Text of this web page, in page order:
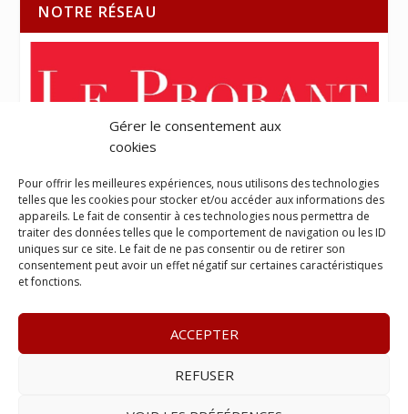
Gérer le consentement aux
cookies
Pour offrir les meilleures expériences, nous utilisons des technologies
telles que les cookies pour stocker et/ou accéder aux informations des
appareils. Le fait de consentir à ces technologies nous permettra de
traiter des données telles que le comportement de navigation ou les ID
uniques sur ce site. Le fait de ne pas consentir ou de retirer son
consentement peut avoir un effet négatif sur certaines caractéristiques
et fonctions.
ACCEPTER
REFUSER
NOTRE RÉSEAU
– www.lapostille.fr –